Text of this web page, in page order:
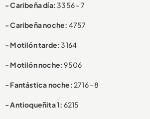
- Caribeña día: 3356 - 7
- Caribeña noche: 4757
- Motilón tarde: 3164
- Motilón noche:9506
- Fantástica noche: 2716 - 8
- Antioqueñita 1: 6215